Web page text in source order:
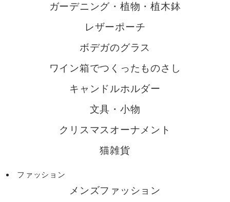
ガーデニング・植物・植木鉢
レザーポーチ
ボデガのグラス
ワイン箱でつくったものさし
キャンドルホルダー
文具・小物
クリスマスオーナメント
猫雑貨
ファッション
メンズファッション